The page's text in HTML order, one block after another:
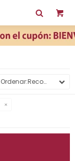
Recomendados